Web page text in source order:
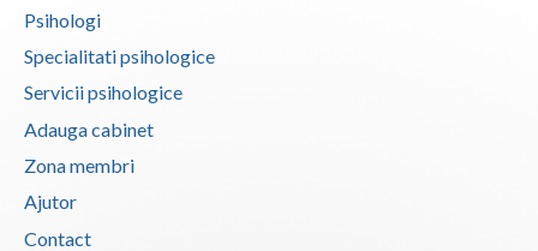
Psihoterapie - Interventie psihoterapeutica in ... (1)
Psihoterapie - Interventie psihoterapeutica in ... (1)
Psihoterapie - Interventie psihoterapeutica in ... (1)
Psihoterapie - Interventie psihoterapeutica in ... (1)
Psihoterapie - Interventie psihoterapeutica in ... (1)
Psihologi
Specialitati psihologice
Servicii psihologice
Adauga cabinet
Zona membri
Ajutor
Contact